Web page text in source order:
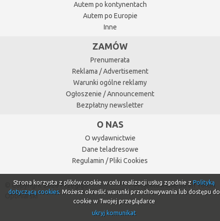
Autem po kontynentach
Autem po Europie
Inne
ZAMÓW
Prenumerata
Reklama / Advertisement
Warunki ogólne reklamy
Ogłoszenie / Announcement
Bezpłatny newsletter
O NAS
O wydawnictwie
Dane teladresowe
Regulamin / Pliki Cookies
© Copyright 2026 Przegląd
Oponiarski
Projektowanie stron Toruń
Strona korzysta z plików cookie w celu realizacji usług zgodnie z Polityką
dotyczącą cookies. Możesz określić warunki przechowywania lub dostępu do
cookie w Twojej przeglądarce
ukryj komunikat